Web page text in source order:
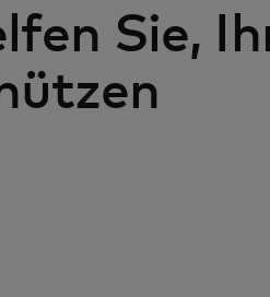
Sie,